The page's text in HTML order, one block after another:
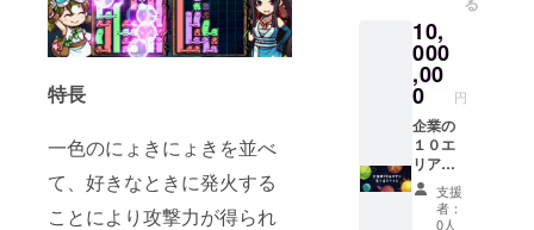
特長
一色のにょきにょきを並べ
て、好きなときに発火する
ことにより攻撃力が得られ
ご用意
くださ
い。 講
演の題
目：①
ぷよぷ
よから
の栄光
と奈落
そして
再生
中のコ
ンフィ
グで選
択でき
ます。
・ゲー
ム中の
スタッ
フロー
ルに
（特
10,
000
,00
0 円
企業の
１０エ
リアの
寄り道
をつく
る ・
支援
者：
0人